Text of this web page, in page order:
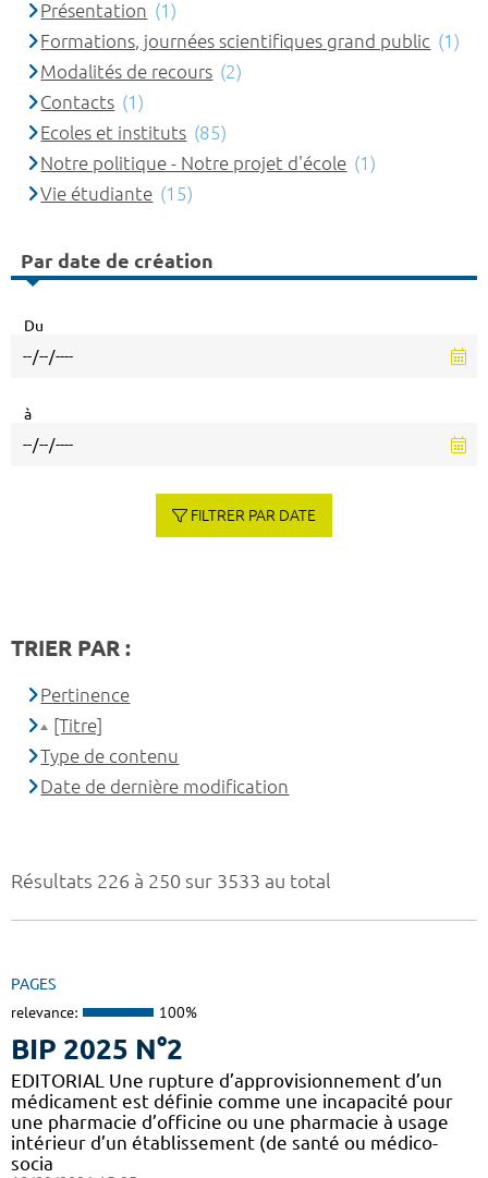
Résultats 226 à 250 sur 3533 au total
PAGES
relevance: 100%
BIP 2025 N°2
EDITORIAL Une rupture d’approvisionnement d’un
médicament est définie comme une incapacité pour
une pharmacie d’officine ou une pharmacie à usage
intérieur d’un établissement (de santé ou médico-
socia
Présentation (1)
Formations, journées scientifiques grand public (1)
Modalités de recours (2)
Contacts (1)
Ecoles et instituts (85)
Notre politique - Notre projet d'école (1)
Vie étudiante (15)
Par date de création
Du
à
FILTRER PAR DATE
TRIER PAR :
Pertinence
[Titre]
Type de contenu
Date de dernière modification